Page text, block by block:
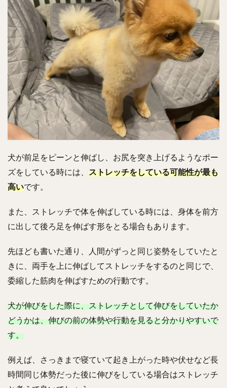
犬が前足をピーンと伸ばし、お尻を突き上げるようなポー
ズをしている時には、 ストレッチをしている可能性が最も
高いです。
また、ストレッチで体を伸ばしている時には、身体を前方
に出して後ろ足を伸ばす形をとる場合もあります。
先ほども書いた通り、人間がずっと同じ姿勢をしていたと
きに、両手を上に伸ばしてストレッチをするのと同じで、
委縮した筋肉を伸ばすための行動です。
犬が伸びをした際に、ストレッチとして伸びをしていたか
どうかは、伸びの前の体勢や行動を見ると分かりやすいで
す。
例えば、さっきまで寝ていて起き上がった時や伏せなど長
時間同じ体勢だった後に伸びをしている場合はストレッチ